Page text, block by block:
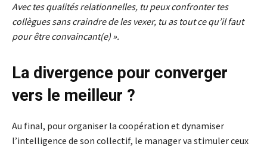
Avec tes qualités relationnelles, tu peux confronter tes
collègues sans craindre de les vexer, tu as tout ce qu’il faut
pour être convaincant(e) ».
La divergence pour converger
vers le meilleur ?
Au final, pour organiser la coopération et dynamiser
l’intelligence de son collectif, le manager va stimuler ceux